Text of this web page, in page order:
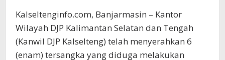
Kalseltenginfo.com, Banjarmasin – Kantor
Wilayah DJP Kalimantan Selatan dan Tengah
(Kanwil DJP Kalselteng) telah menyerahkan 6
(enam) tersangka yang diduga melakukan